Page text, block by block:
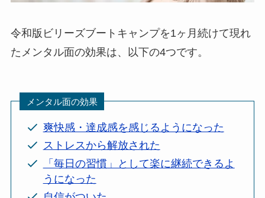
令和版ビリーズブートキャンプを1ヶ月続けて現れ
たメンタル面の効果は、以下の4つです。
メンタル面の効果
爽快感・達成感を感じるようになった
ストレスから解放された
「毎日の習慣」として楽に継続できるよ
うになった